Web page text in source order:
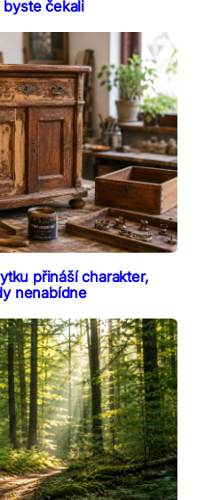
čekali
přináší charakter,
nenabídne